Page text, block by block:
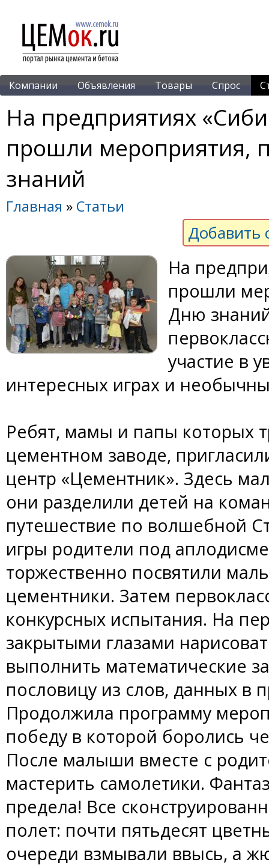
Компании Объявления Товары Спрос
На предприятиях
прошли мероприятия,
знаний
Главная » Статьи
Добавить
На
прошли
Дню
участие в
интересных играх и
Ребят, мамы и папы которых
цементном заводе,
центр «Цементник». Здесь
они разделили детей на
путешествие по волшебной
игры родители под
торжественно посвятили
цементники. Затем
конкурсных испытания. На
закрытыми глазами
выполнить математические
пословицу из слов, данных в
Продолжила программу
победу в которой боролись
После малыши вместе с
мастерить самолетики.
предела! Все
полет: почти пятьдесят
очереди взмывали ввысь, а